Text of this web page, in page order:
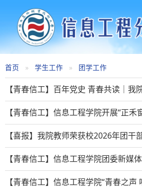
首页 学生工作 团学工作